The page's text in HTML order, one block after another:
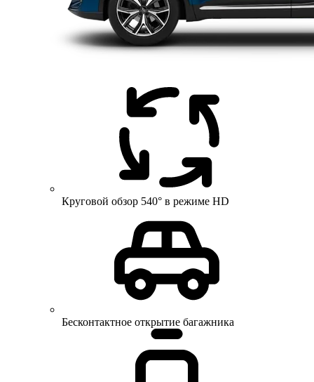
Круговой обзор 540° в режиме HD
Бесконтактное открытие багажника